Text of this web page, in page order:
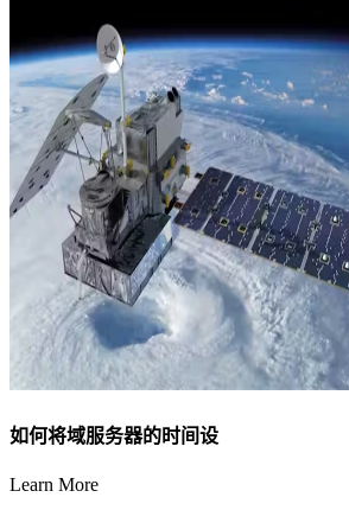
如何将域服务器的时间设
Learn More